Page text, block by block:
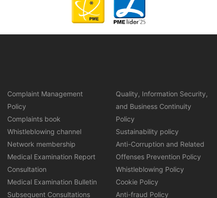
Complaint Management
Policy
Complaints book
Whistleblowing channel
Network membership
Medical Examination Report
Consultation
Medical Examination Bulletin
Subsequent Consultations
Quality, Information Security,
and Business Continuity
Policy
Sustainability policy
Anti-Corruption and Related
Offenses Prevention Policy
Whistleblowing Policy
Cookie Policy
Anti-fraud Policy